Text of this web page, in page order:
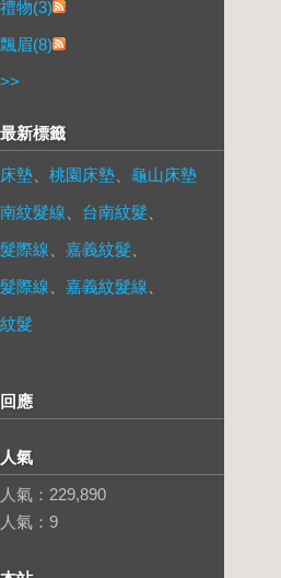
物(3)
眉(8)
>>
新標籤
墊 桃園床墊
龜山床墊
紋髮線 台南紋髮
際線
嘉義紋髮
際線
嘉義紋髮線
髮
應
氣
氣： 229,890
氣： 9